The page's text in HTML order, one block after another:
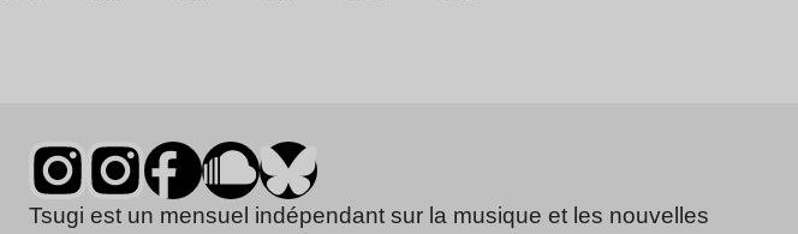
Tsugi est un mensuel indépendant sur la musique et les nouvelles